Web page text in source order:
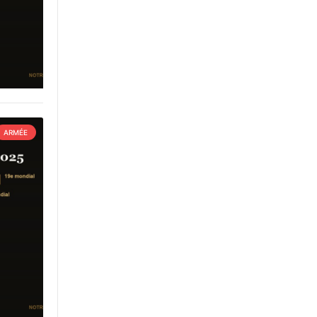
ARMÉE